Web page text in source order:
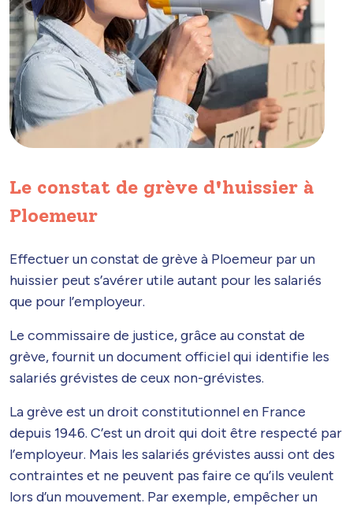
Le constat de grève d'huissier à
Ploemeur
Effectuer un constat de grève à Ploemeur par un
huissier peut s’avérer utile autant pour les salariés
que pour l’employeur.
Le commissaire de justice, grâce au constat de
grève, fournit un document officiel qui identifie les
salariés grévistes de ceux non-grévistes.
La grève est un droit constitutionnel en France
depuis 1946. C’est un droit qui doit être respecté par
l’employeur. Mais les salariés grévistes aussi ont des
contraintes et ne peuvent pas faire ce qu’ils veulent
lors d’un mouvement. Par exemple, empêcher un